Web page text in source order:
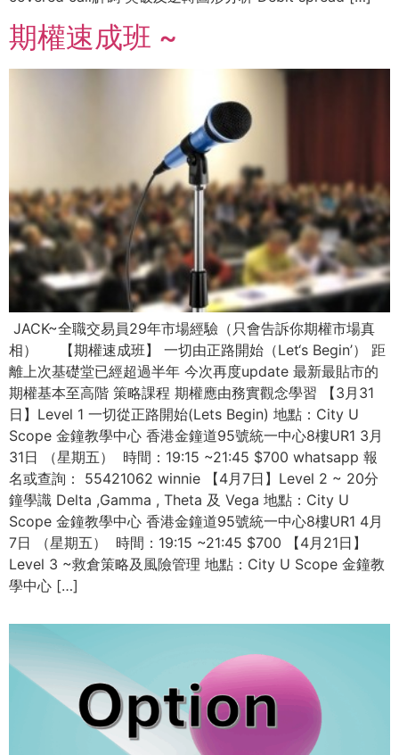
期權速成班 ~
JACK~全職交易員29年市場經驗（只會告訴你期權市場真
相） 【期權速成班】 一切由正路開始（Let‘s Begin’） 距
離上次基礎堂已經超過半年 今次再度update 最新最貼市的
期權基本至高階 策略課程 期權應由務實觀念學習 【3月31
日】Level 1 一切從正路開始(Lets Begin) 地點：City U
Scope 金鐘教學中心 香港金鐘道95號統一中心8樓UR1 3月
31日 （星期五） 時間：19:15 ~21:45 $700 whatsapp 報
名或查詢： 55421062 winnie 【4月7日】Level 2 ~ 20分
鐘學識 Delta ,Gamma , Theta 及 Vega 地點：City U
Scope 金鐘教學中心 香港金鐘道95號統一中心8樓UR1 4月
7日 （星期五） 時間：19:15 ~21:45 $700 【4月21日】
Level 3 ~救倉策略及風險管理 地點：City U Scope 金鐘教
學中心 […]